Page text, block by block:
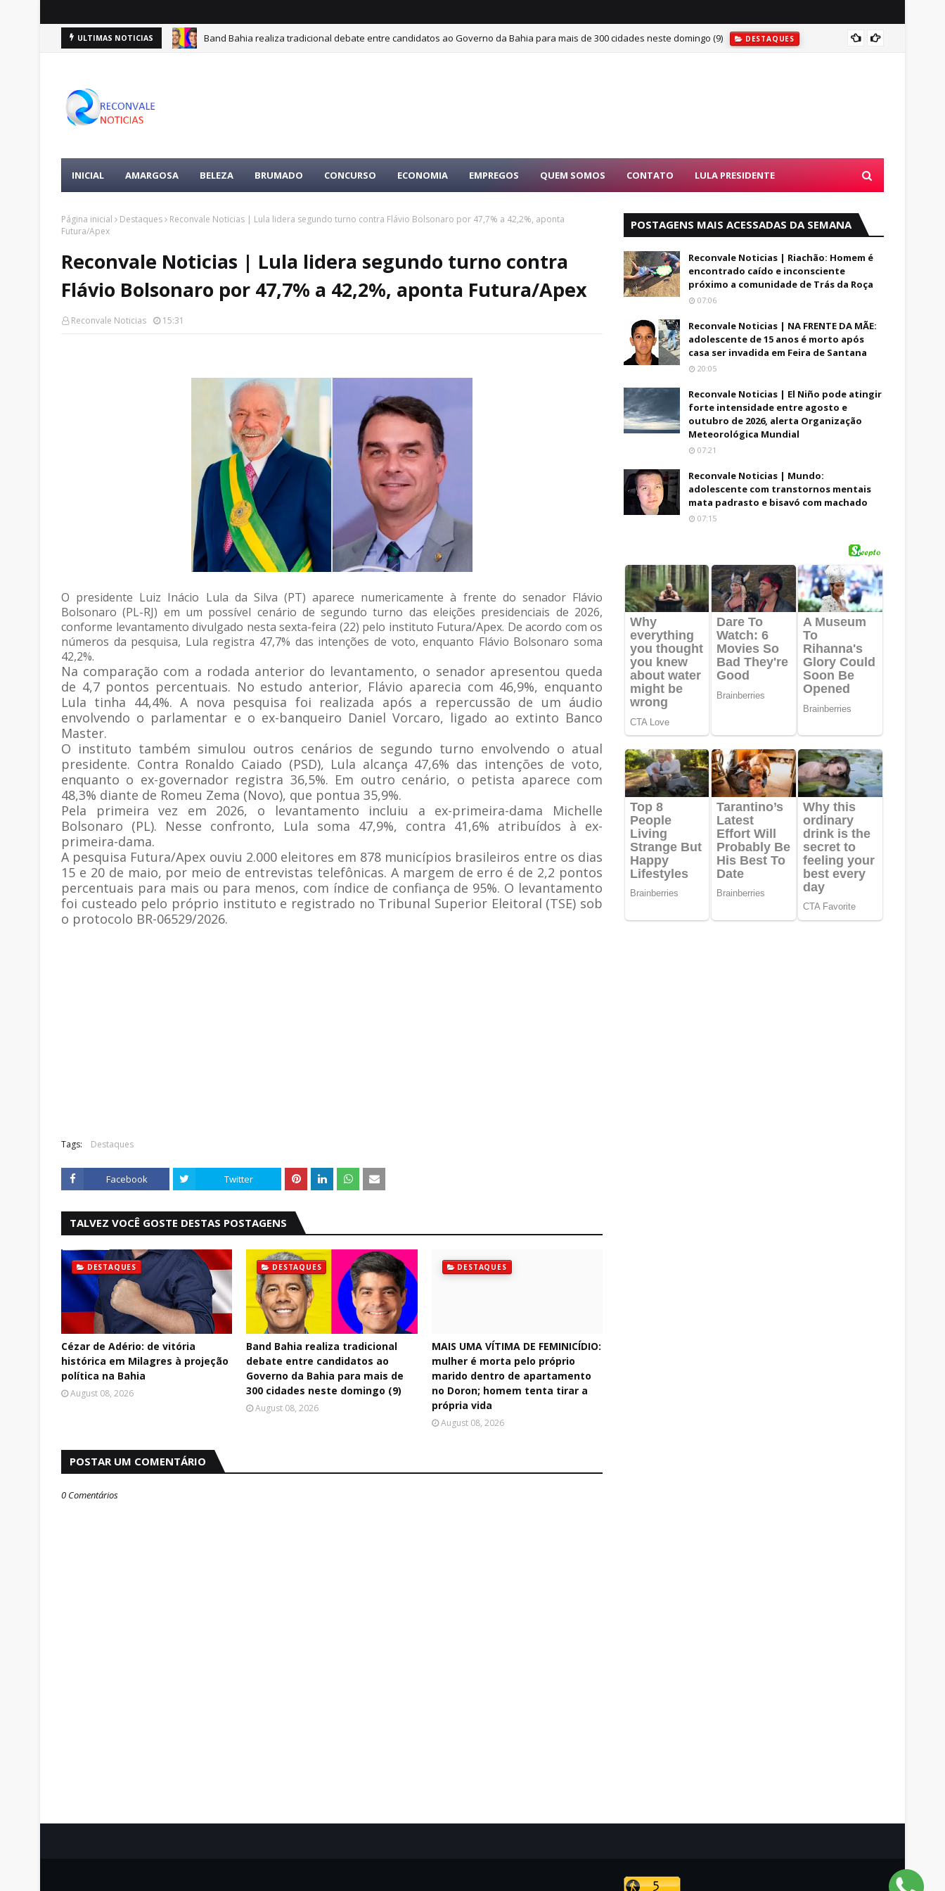
ULTIMAS NOTICIAS Band Bahia realiza tradicional debate entre candidatos ao Governo da Bahia para mais de 300 cidades neste domingo (9) DESTAQUES
INICIAL AMARGOSA BELEZA BRUMADO CONCURSO ECONOMIA EMPREGOS QUEM SOMOS CONTATO LULA PRESIDENTE
Página inicial Destaques
Reconvale Noticias | Lula lidera segundo turno contra Flávio Bolsonaro por 47,7% a 42,2%, aponta
Futura/Apex
Reconvale Noticias | Lula lidera segundo turno contra
Flávio Bolsonaro por 47,7% a 42,2%, aponta Futura/Apex
Reconvale Noticias 15:31
O presidente Luiz Inácio Lula da Silva (PT) aparece numericamente à frente do senador Flávio
Bolsonaro (PL-RJ) em um possível cenário de segundo turno das eleições presidenciais de 2026,
conforme levantamento divulgado nesta sexta-feira (22) pelo instituto Futura/Apex. De acordo com os
números da pesquisa, Lula registra 47,7% das intenções de voto, enquanto Flávio Bolsonaro soma
42,2%.
Na comparação com a rodada anterior do levantamento, o senador apresentou queda
de 4,7 pontos percentuais. No estudo anterior, Flávio aparecia com 46,9%, enquanto
Lula tinha 44,4%. A nova pesquisa foi realizada após a repercussão de um áudio
envolvendo o parlamentar e o ex-banqueiro Daniel Vorcaro, ligado ao extinto Banco
Master.
O instituto também simulou outros cenários de segundo turno envolvendo o atual
presidente. Contra Ronaldo Caiado (PSD), Lula alcança 47,6% das intenções de voto,
enquanto o ex-governador registra 36,5%. Em outro cenário, o petista aparece com
48,3% diante de Romeu Zema (Novo), que pontua 35,9%.
Pela primeira vez em 2026, o levantamento incluiu a ex-primeira-dama Michelle
Bolsonaro (PL). Nesse confronto, Lula soma 47,9%, contra 41,6% atribuídos à ex-
primeira-dama.
A pesquisa Futura/Apex ouviu 2.000 eleitores em 878 municípios brasileiros entre os dias
15 e 20 de maio, por meio de entrevistas telefônicas. A margem de erro é de 2,2 pontos
percentuais para mais ou para menos, com índice de confiança de 95%. O levantamento
foi custeado pelo próprio instituto e registrado no Tribunal Superior Eleitoral (TSE) sob
o protocolo BR-06529/2026.
Tags: Destaques
Facebook Twitter
TALVEZ VOCÊ GOSTE DESTAS POSTAGENS
DESTAQUES
Cézar de Adério: de vitória
histórica em Milagres à projeção
política na Bahia
August 08, 2026
DESTAQUES
Band Bahia realiza tradicional
debate entre candidatos ao
Governo da Bahia para mais de
300 cidades neste domingo (9)
August 08, 2026
DESTAQUES
MAIS UMA VÍTIMA DE FEMINICÍDIO:
mulher é morta pelo próprio
marido dentro de apartamento
no Doron; homem tenta tirar a
própria vida
August 08, 2026
POSTAR UM COMENTÁRIO
0 Comentários
POSTAGENS MAIS ACESSADAS DA SEMANA
Reconvale Noticias | Riachão: Homem é
encontrado caído e inconsciente
próximo a comunidade de Trás da Roça
07:06
Reconvale Noticias | NA FRENTE DA MÃE:
adolescente de 15 anos é morto após
casa ser invadida em Feira de Santana
20:05
Reconvale Noticias | El Niño pode atingir
forte intensidade entre agosto e
outubro de 2026, alerta Organização
Meteorológica Mundial
07:21
Reconvale Noticias | Mundo:
adolescente com transtornos mentais
mata padrasto e bisavó com machado
07:15